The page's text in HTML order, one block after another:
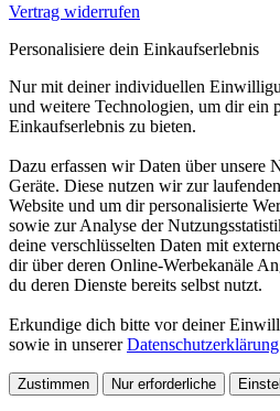
Vertrag widerrufen
Personalisiere dein Einkaufserlebnis
Nur mit deiner individuellen
und weitere Technologien, um dir ein
Einkaufserlebnis zu bieten.
Dazu erfassen wir Daten über unsere
Geräte. Diese nutzen wir zur
Website und um dir personalisierte
sowie zur Analyse der
deine verschlüsselten Daten mit
dir über deren Online-Werbekanäle
du deren Dienste bereits selbst nutzt.
Erkundige dich bitte vor deiner
sowie in unsererDatenschutzerklärung
Zustimmen Nur erforderliche